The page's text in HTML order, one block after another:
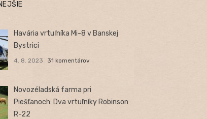
Havária vrtuľníka Mi-8 v Banskej
Bystrici
4. 8. 2023 31 komentárov
Novozéladská farma pri
Piešťanoch: Dva vrtuľníky Robinson
R-22